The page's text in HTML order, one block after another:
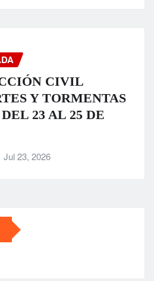
CIVIL
Y TORMENTAS
23 AL 25 DE
Jul 23, 2026